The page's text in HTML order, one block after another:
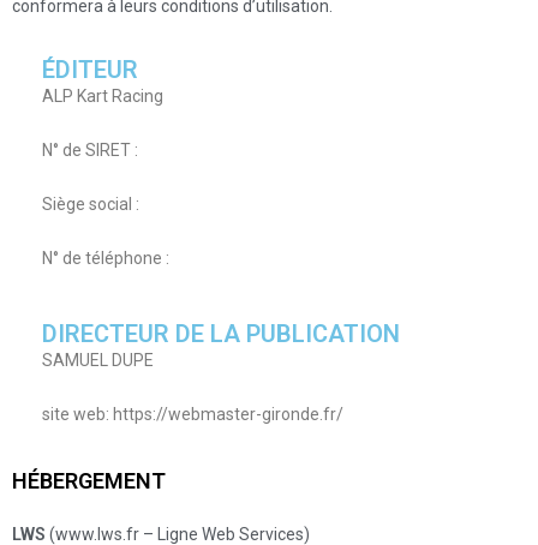
conformera à leurs conditions d’utilisation.
ÉDITEUR
ALP Kart Racing
N° de SIRET :
Siège social :
N° de téléphone :
DIRECTEUR DE LA PUBLICATION
SAMUEL DUPE
site web: https://webmaster-gironde.fr/
HÉBERGEMENT
LWS (www.lws.fr – Ligne Web Services)